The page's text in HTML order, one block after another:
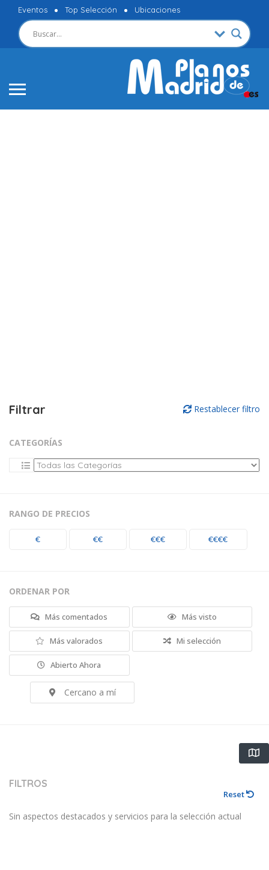
Eventos Top Selección Ubicaciones
Filtrar Restablecer filtro
CATEGORÍAS
RANGO DE PRECIOS
€ €€ €€€ €€€€
ORDENAR POR
Más comentados Más visto
Más valorados Mi selección
Abierto Ahora
Cercano a mí
FILTROS
Reset
Sin aspectos destacados y servicios para la selección actual